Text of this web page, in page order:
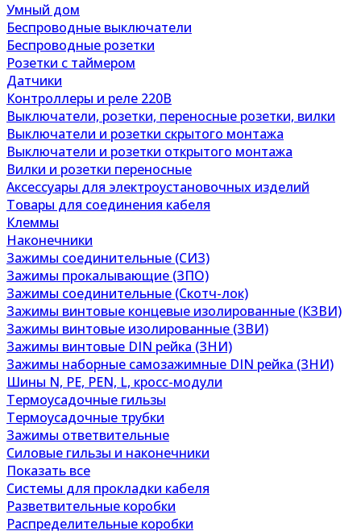
Умный дом
Беспроводные выключатели
Беспроводные розетки
Розетки с таймером
Датчики
Контроллеры и реле 220В
Выключатели, розетки, переносные розетки, вилки
Выключатели и розетки скрытого монтажа
Выключатели и розетки открытого монтажа
Вилки и розетки переносные
Аксессуары для электроустановочных изделий
Товары для соединения кабеля
Клеммы
Наконечники
Зажимы соединительные (СИЗ)
Зажимы прокалывающие (ЗПО)
Зажимы соединительные (Скотч-лок)
Зажимы винтовые концевые изолированные (КЗВИ)
Зажимы винтовые изолированные (ЗВИ)
Зажимы винтовые DIN рейка (ЗНИ)
Зажимы наборные самозажимные DIN рейка (ЗНИ)
Шины N, PE, PEN, L, кросс-модули
Термоусадочные гильзы
Термоусадочные трубки
Зажимы ответвительные
Силовые гильзы и наконечники
Показать все
Системы для прокладки кабеля
Разветвительные коробки
Распределительные коробки